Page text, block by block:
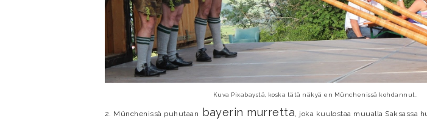
Kuva Pixabaystä, koska tätä näkyä en Münchenissä kohdannut.
2. Münchenissä puhutaan bayerin murretta, joka kuulostaa muualla Saksassa